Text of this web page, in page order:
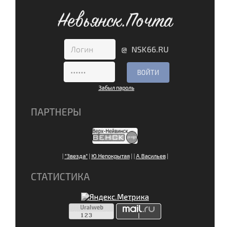
Невьянск.Почта
@ NSK66.RU
Забыл пароль
ПАРТНЕРЫ
| "Звезда"| Ю.Непокрытая| | А.Васильев|
СТАТИСТИКА